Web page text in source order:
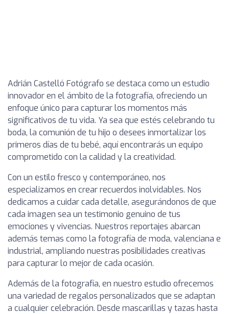
Adrián Castelló Fotógrafo se destaca como un estudio
innovador en el ámbito de la fotografía, ofreciendo un
enfoque único para capturar los momentos más
significativos de tu vida. Ya sea que estés celebrando tu
boda, la comunión de tu hijo o desees inmortalizar los
primeros días de tu bebé, aquí encontrarás un equipo
comprometido con la calidad y la creatividad.
Con un estilo fresco y contemporáneo, nos
especializamos en crear recuerdos inolvidables. Nos
dedicamos a cuidar cada detalle, asegurándonos de que
cada imagen sea un testimonio genuino de tus
emociones y vivencias. Nuestros reportajes abarcan
además temas como la fotografía de moda, valenciana e
industrial, ampliando nuestras posibilidades creativas
para capturar lo mejor de cada ocasión.
Además de la fotografía, en nuestro estudio ofrecemos
una variedad de regalos personalizados que se adaptan
a cualquier celebración. Desde mascarillas y tazas hasta